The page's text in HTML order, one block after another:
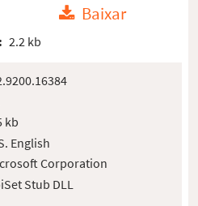
Baixar
2.2 kb
kb
English
Corporation
Stub DLL